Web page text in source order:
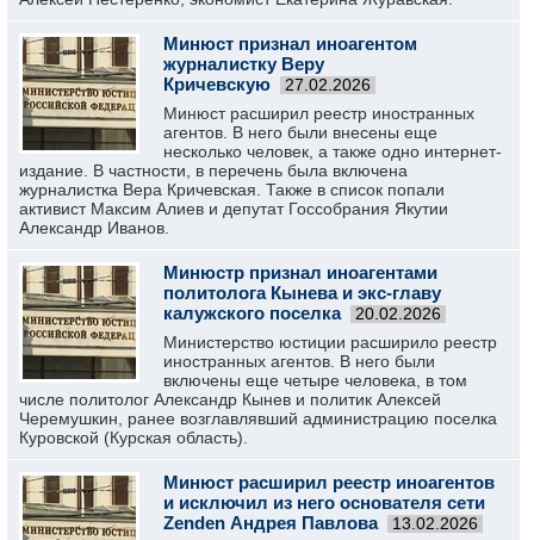
Минюст признал иноагентом
журналистку Веру
Кричевскую
27.02.2026
Минюст расширил реестр иностранных
агентов. В него были внесены еще
несколько человек, а также одно интернет-
издание. В частности, в перечень была включена
журналистка Вера Кричевская. Также в список попали
активист Максим Алиев и депутат Госсобрания Якутии
Александр Иванов.
Минюстр признал иноагентами
политолога Кынева и экс-главу
калужского поселка
20.02.2026
Министерство юстиции расширило реестр
иностранных агентов. В него были
включены еще четыре человека, в том
числе политолог Александр Кынев и политик Алексей
Черемушкин, ранее возглавлявший администрацию поселка
Куровской (Курская область).
Минюст расширил реестр иноагентов
и исключил из него основателя сети
Zenden Андрея Павлова
13.02.2026